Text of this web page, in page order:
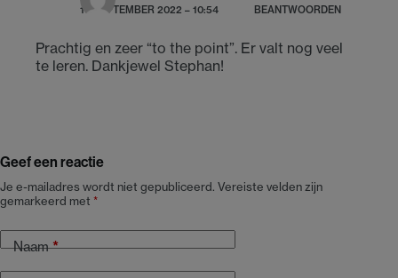
14 SEPTEMBER 2022 – 10:54 BEANTWOORDEN
Prachtig en zeer “to the point”. Er valt nog veel
te leren. Dankjewel Stephan!
Geef een reactie
Je e-mailadres wordt niet gepubliceerd. Vereiste velden zijn
gemarkeerd met *
Naam*